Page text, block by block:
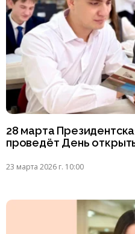
28 марта
проведёт День
23 марта 2026 г. 10:00